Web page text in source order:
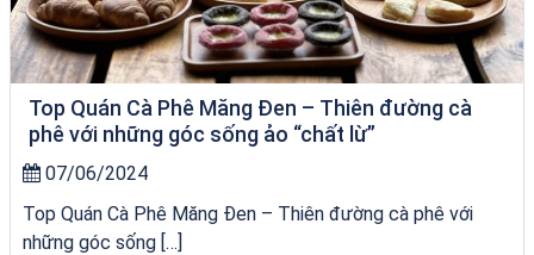
Top Quán Cà Phê Măng Đen – Thiên đường cà
phê với những góc sống ảo “chất lừ”
07/06/2024
Top Quán Cà Phê Măng Đen – Thiên đường cà phê với
những góc sống […]